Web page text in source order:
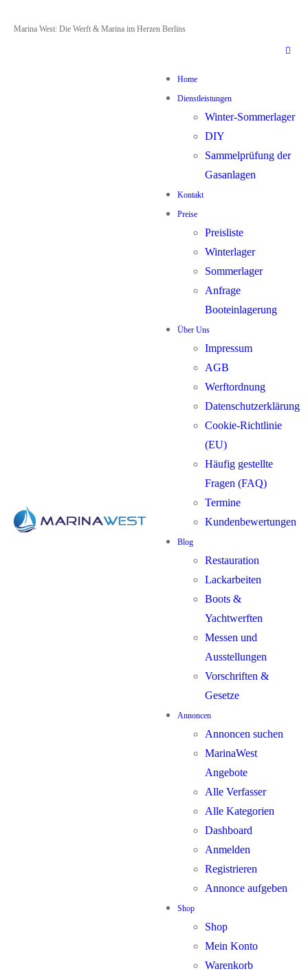
Zum
Menü
Schließen
Marina West: Die Werft & Marina im Herzen Berlins
Home
Dienstleistungen
Winter-Sommerlager
DIY
Sammelprüfung der
Gasanlagen
Kontakt
Preise
Preisliste
Winterlager
Sommerlager
Anfrage
Booteinlagerung
Über Uns
Impressum
AGB
Werftordnung
Datenschutzerklärung
Cookie-Richtlinie
(EU)
Häufig gestellte
Fragen (FAQ)
Termine
Kundenbewertungen
Blog
Restauration
Lackarbeiten
Boots &
Yachtwerften
Messen und
Ausstellungen
Vorschriften &
Gesetze
Annoncen
Annoncen suchen
MarinaWest
Angebote
Alle Verfasser
Alle Kategorien
Dashboard
Anmelden
Registrieren
Annonce aufgeben
Shop
Shop
Mein Konto
Warenkorb